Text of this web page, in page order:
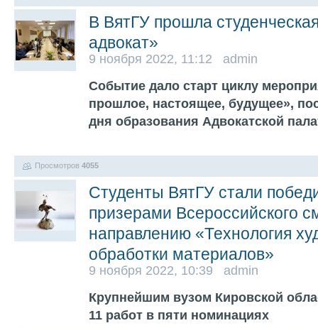
В ВятГУ прошла
адвокат»
9 ноября 2022, 11:12 admin
Событие дало старт циклу
прошлое, настоящее, будущее»,
дня образования Адвокатской
Просмотров 4055
Студенты ВятГУ стали
призерами Всероссийского
направлению «Технология
обработки материалов»
9 ноября 2022, 10:39 admin
Крупнейшим вузом Кировской
11 работ в пяти номинациях